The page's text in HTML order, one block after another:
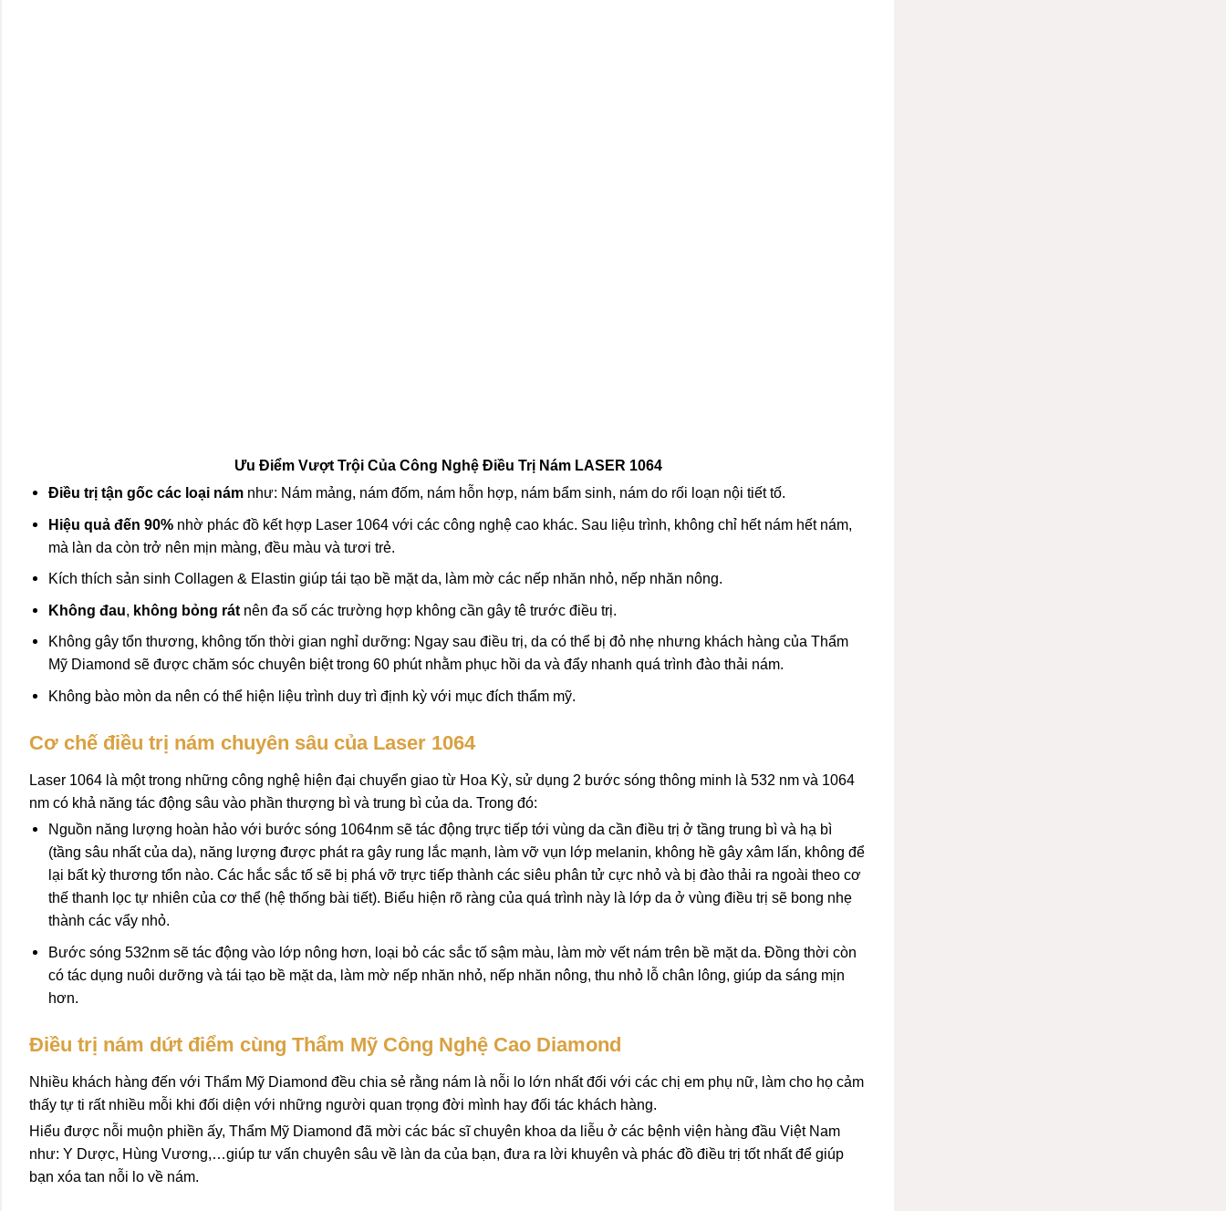
Ưu Điểm Vượt Trội Của Công Nghệ Điều Trị Nám LASER 1064
Điều trị tận gốc các loại námnhư: Nám mảng, nám đốm, nám hỗn hợp, nám bẩm sinh, nám do rối loạn nội tiết tố.
Hiệu quả đến 90%nhờ phác đồ kết hợp Laser 1064 với các công nghệ cao khác. Sau liệu trình, không chỉ hết nám hết nám,
mà làn da còn trở nên mịn màng, đều màu và tươi trẻ.
Kích thích sản sinh Collagen & Elastin giúp tái tạo bề mặt da, làm mờ các nếp nhăn nhỏ, nếp nhăn nông.
Không đau, không bỏng rátnên đa số các trường hợp không cần gây tê trước điều trị.
Không gây tổn thương, không tốn thời gian nghỉ dưỡng: Ngay sau điều trị, da có thể bị đỏ nhẹ nhưng khách hàng của Thẩm
Mỹ Diamond sẽ được chăm sóc chuyên biệt trong 60 phút nhằm phục hồi da và đẩy nhanh quá trình đào thải nám.
Không bào mòn da nên có thể hiện liệu trình duy trì định kỳ với mục đích thẩm mỹ.
Cơ chế điều trị nám chuyên sâu của Laser 1064
Laser 1064 là một trong những công nghệ hiện đại chuyển giao từ Hoa Kỳ, sử dụng 2 bước sóng thông minh là 532 nm và 1064
nm có khả năng tác động sâu vào phần thượng bì và trung bì của da. Trong đó:
Nguồn năng lượng hoàn hảo với bước sóng 1064nm sẽ tác động trực tiếp tới vùng da cần điều trị ở tầng trung bì và hạ bì
(tầng sâu nhất của da), năng lượng được phát ra gây rung lắc mạnh, làm vỡ vụn lớp melanin, không hề gây xâm lấn, không để
lại bất kỳ thương tổn nào. Các hắc sắc tố sẽ bị phá vỡ trực tiếp thành các siêu phân tử cực nhỏ và bị đào thải ra ngoài theo cơ
thế thanh lọc tự nhiên của cơ thể (hệ thống bài tiết). Biểu hiện rõ ràng của quá trình này là lớp da ở vùng điều trị sẽ bong nhẹ
thành các vẩy nhỏ.
Bước sóng 532nm sẽ tác động vào lớp nông hơn, loại bỏ các sắc tố sậm màu, làm mờ vết nám trên bề mặt da. Đồng thời còn
có tác dụng nuôi dưỡng và tái tạo bề mặt da, làm mờ nếp nhăn nhỏ, nếp nhăn nông, thu nhỏ lỗ chân lông, giúp da sáng mịn
hơn.
Điều trị nám dứt điểm cùng Thẩm Mỹ Công Nghệ Cao Diamond
Nhiều khách hàng đến với Thẩm Mỹ Diamond đều chia sẻ rằng nám là nỗi lo lớn nhất đối với các chị em phụ nữ, làm cho họ cảm
thấy tự ti rất nhiều mỗi khi đối diện với những người quan trọng đời mình hay đối tác khách hàng.
Hiểu được nỗi muộn phiền ấy, Thẩm Mỹ Diamond đã mời các bác sĩ chuyên khoa da liễu ở các bệnh viện hàng đầu Việt Nam
như: Y Dược, Hùng Vương,…giúp tư vấn chuyên sâu về làn da của bạn, đưa ra lời khuyên và phác đồ điều trị tốt nhất để giúp
bạn xóa tan nỗi lo về nám.